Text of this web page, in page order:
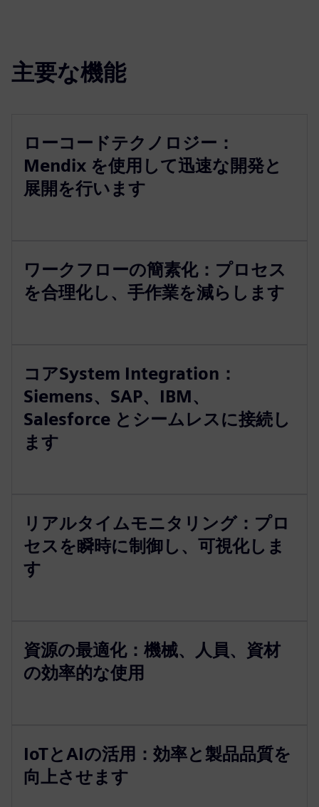
主要な機能
ローコードテクノロジー：
Mendix を使用して迅速な開発と
展開を行います
ワークフローの簡素化：プロセス
を合理化し、手作業を減らします
コアSystem Integration：
Siemens、SAP、IBM、
Salesforce とシームレスに接続し
ます
リアルタイムモニタリング：プロ
セスを瞬時に制御し、可視化しま
す
資源の最適化：機械、人員、資材
の効率的な使用
IoTとAIの活用：効率と製品品質を
向上させます